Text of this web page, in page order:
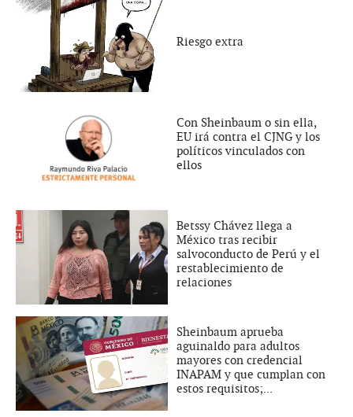
Riesgo extra
Con Sheinbaum o sin ella,
EU irá contra el CJNG y los
políticos vinculados con
ellos
Betssy Chávez llega a
México tras recibir
salvoconducto de Perú y el
restablecimiento de
relaciones
Sheinbaum aprueba
aguinaldo para adultos
mayores con credencial
INAPAM y que cumplan con
estos requisitos;...